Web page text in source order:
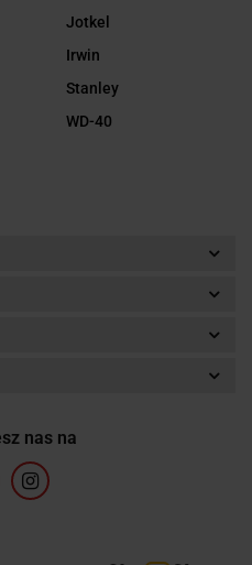
Jotkel
Irwin
Stanley
WD-40
nas na